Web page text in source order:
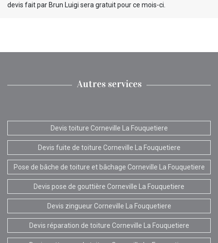
devis fait par Brun Luigi sera gratuit pour ce mois-ci.
Autres services
Devis toiture Corneville La Fouquetiere
Devis fuite de toiture Corneville La Fouquetiere
Pose de bâche de toiture et bâchage Corneville La Fouquetiere
Devis pose de gouttière Corneville La Fouquetiere
Devis zingueur Corneville La Fouquetiere
Devis réparation de toiture Corneville La Fouquetiere